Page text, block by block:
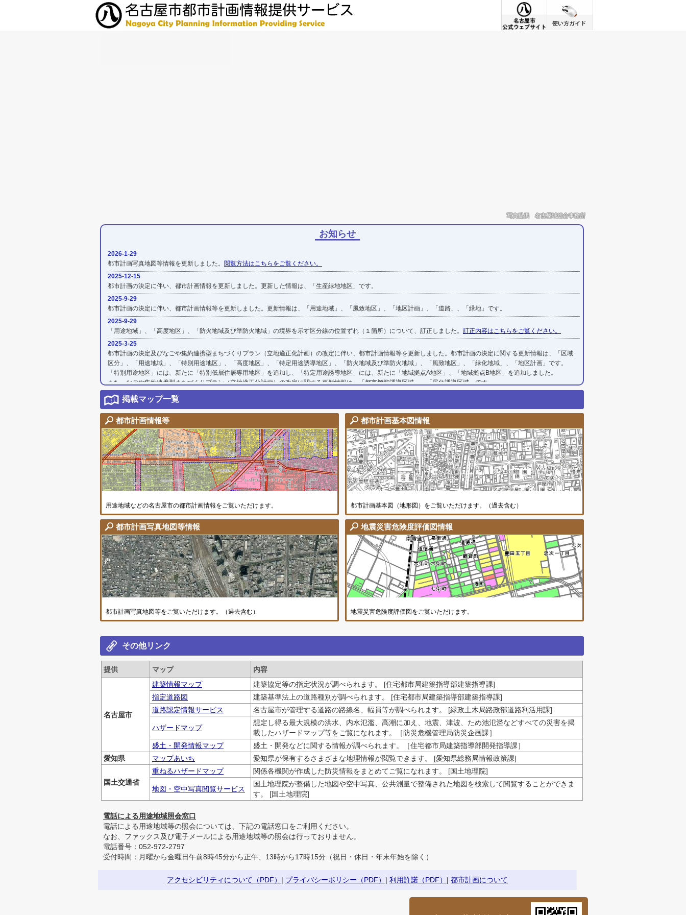
お知らせ
2026-1-29
都市計画写真地図等情報を更新しました。 閲覧方法はこちらをご覧ください。
2025-12-15
都市計画の決定に伴い、都市計画情報を更新しました。更新した情報は、「生産緑地地区」です。
2025-9-29
都市計画の決定に伴い、都市計画情報等を更新しました。更新情報は、「用途地域」、「風致地区」、「地区計画」、「道路」、「緑地」です。
2025-9-29
「用途地域」、「高度地区」、「防火地域及び準防火地域」の境界を示す区分線の位置ずれ（１箇所）について、訂正しました。 訂正内容はこちらをご覧ください。
2025-3-25
都市計画の決定及びなごや集約連携型まちづくりプラン（立地適正化計画）の改定に伴い、都市計画情報等を更新しました。都市計画の決定に関する更新情報は、「区域
区分」、「用途地域」、「特別用途地区」、「高度地区」、「特定用途誘導地区」、「防火地域及び準防火地域」、「風致地区」、「緑化地域」、「地区計画」です。
「特別用途地区」には、新たに「特別低層住居専用地区」を追加し、「特定用途誘導地区」には、新たに「地域拠点A地区」、「地域拠点B地区」を追加しました。
また、なごや集約連携型まちづくりプラン（立地適正化計画）の改定に関する更新情報は、「都市機能誘導区域」、「居住誘導区域」です。
2024-12-11
都市計画の決定に伴い、都市計画情報を更新しました。更新した情報は、「生産緑地地区」です。
2024-10-21
用途地域指定図（PDFデータ）を追加しました。閲覧方法はこちらをご覧ください。
2024-3-1
都市計画の決定に伴い、都市計画情報を更新しました。更新した情報は、「用途地域」、「高度地区」、「防火地域及び準防火地域」、「風致地区」、「地区計画」で
す。
掲載マップ一覧
都市計画情報等
用途地域などの名古屋市の都市計画情報をご覧いただけます。
都市計画情報等画面
都市計画基本図情報
都市計画基本図（地形図）をご覧いただけます。（過去含む）
都市計画写真地図等情報
都市計画写真地図等をご覧いただけます。（過去含む）
都市計画写真地図等情報画面
地震災害危険度評価図情報
地震災害危険度評価図をご覧いただけます。
その他リンク
提供 マップ 内容
名古屋市
建築情報マップ
建築協定等の指定状況が調べられます。 [住宅都市局建築指導部建築指導課]
指定道路図
建築基準法上の道路種別が調べられます。 [住宅都市局建築指導部建築指導課]
道路認定情報サービス
名古屋市が管理する道路の路線名、幅員等が調べられます。 [緑政土木局路政部道路利活用課]
ハザードマップ
想定し得る最大規模の洪水、内水氾濫、高潮に加え、地震、津波、ため池氾濫などすべての災害を掲
載したハザードマップ等をご覧になれます。［防災危機管理局防災企画課］
盛土・開発情報マップ
盛土・開発などに関する情報が調べられます。［住宅都市局建築指導部開発指導課］
愛知県
マップあいち 愛知県が保有するさまざまな地理情報が閲覧できます。 [愛知県総務局情報政策課]
国土交通省
重ねるハザードマップ 関係各機関が作成した防災情報をまとめてご覧になれます。 [国土地理院]
地図・空中写真閲覧サービス
国土地理院が整備した地図や空中写真、公共測量で整備された地図を検索して閲覧することができま
す。 [国土地理院]
電話による用途地域照会窓口
電話による用途地域等の照会については、下記の電話窓口をご利用ください。
なお、ファックス及び電子メールによる用途地域等の照会は行っておりません。
電話番号：052-972-2797
受付時間：月曜から金曜日午前8時45分から正午、13時から17時15分（祝日・休日・年末年始を除く）
アクセシビリティについて（PDF） | プライバシーポリシー（PDF） | 利用許諾（PDF） | 都市計画について
写真提供 名古屋城総合事務所